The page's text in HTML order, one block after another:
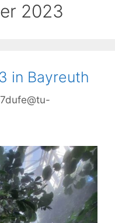
2023
in Bayreuth